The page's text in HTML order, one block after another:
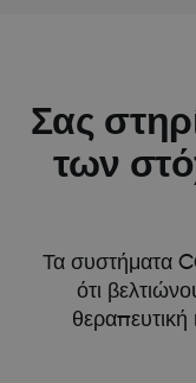
Σας
των
Τα συστήματα
ότι